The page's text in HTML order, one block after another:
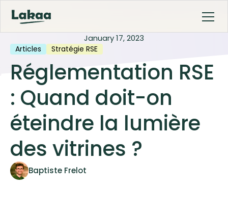
January 17, 2023
Articles Stratégie RSE
Réglementation RSE
: Quand doit-on
éteindre la lumière
des vitrines ?
Baptiste Frelot